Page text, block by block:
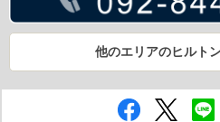
他のエリアのヒルト